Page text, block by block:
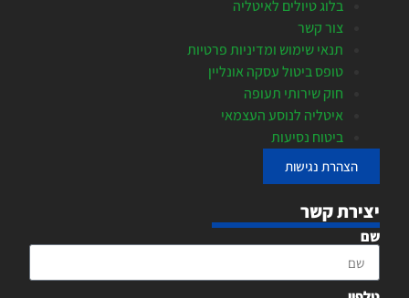
בלוג טיולים לאיטליה
צור קשר
תנאי שימוש ומדיניות פרטיות
טופס ביטול עסקה אונליין
חוק שירותי תעופה
איטליה לנוסע העצמאי
ביטוח נסיעות
הצהרת נגישות
יצירת קשר
שם